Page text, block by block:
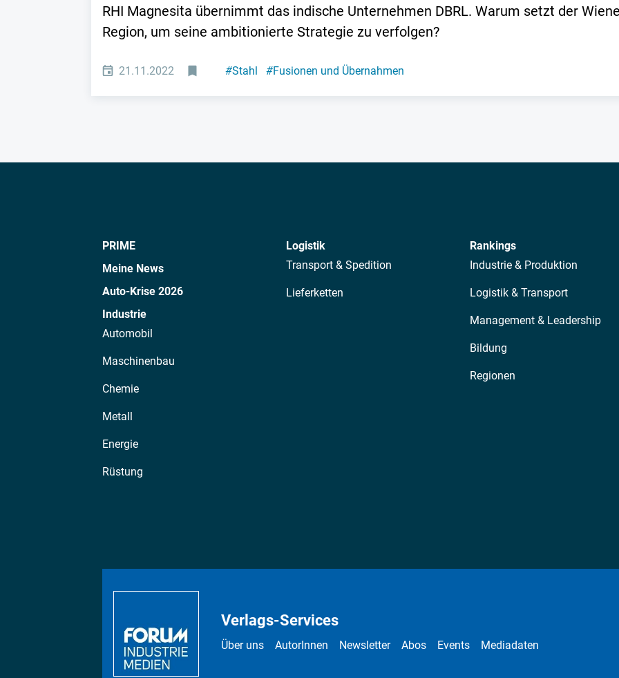
RHI Magnesita übernimmt das indische Unternehmen DBRL. Warum setzt der
Region, um seine ambitionierte Strategie zu verfolgen?
21.11.2022 #Stahl #Fusionen und Übernahmen
PRIME
Meine News
Auto-Krise 2026
Industrie
Automobil
Maschinenbau
Chemie
Metall
Energie
Rüstung
Logistik
Transport & Spedition
Lieferketten
Rankings
Industrie & Produktion
Logistik & Transport
Management & Leadership
Bildung
Regionen
Verlags-Services
Über uns AutorInnen Newsletter Abos Events Mediadaten